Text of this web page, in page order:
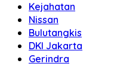
Kejahatan
Nissan
Bulutangkis
DKI Jakarta
Gerindra